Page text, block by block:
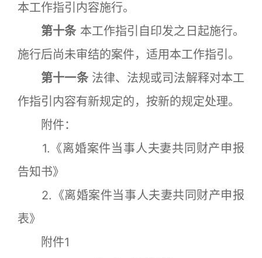
本工作指引内容施行。
第十条 本工作指引自印发之日起施行。
施行后尚未审结的案件，适用本工作指引。
第十一条法律、法规或司法解释对本工
作指引内容有新规定的，按新的规定处理。
附件：
1.《离婚案件当事人夫妻共同财产申报
告知书》
2.《离婚案件当事人夫妻共同财产申报
表》
附件1